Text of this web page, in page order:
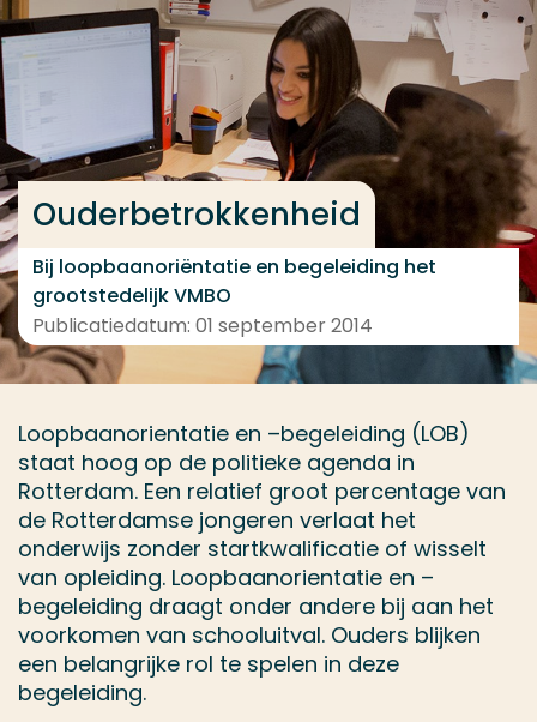
Ga direct naar de content
... > Projectbeschrijving
Ouderbetrokkenheid
Bij loopbaanoriëntatie en begeleiding het
grootstedelijk VMBO
Publicatiedatum: 01 september 2014
Loopbaanorientatie en –begeleiding (LOB)
staat hoog op de politieke agenda in
Rotterdam. Een relatief groot percentage van
de Rotterdamse jongeren verlaat het
onderwijs zonder startkwalificatie of wisselt
van opleiding. Loopbaanorientatie en –
begeleiding draagt onder andere bij aan het
voorkomen van schooluitval. Ouders blijken
een belangrijke rol te spelen in deze
begeleiding.
Veel gezocht
Opleiding
Contact